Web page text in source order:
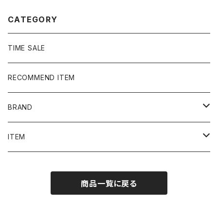
CATEGORY
TIME SALE
RECOMMEND ITEM
BRAND
NIKE
ITEM
商品一覧に戻る